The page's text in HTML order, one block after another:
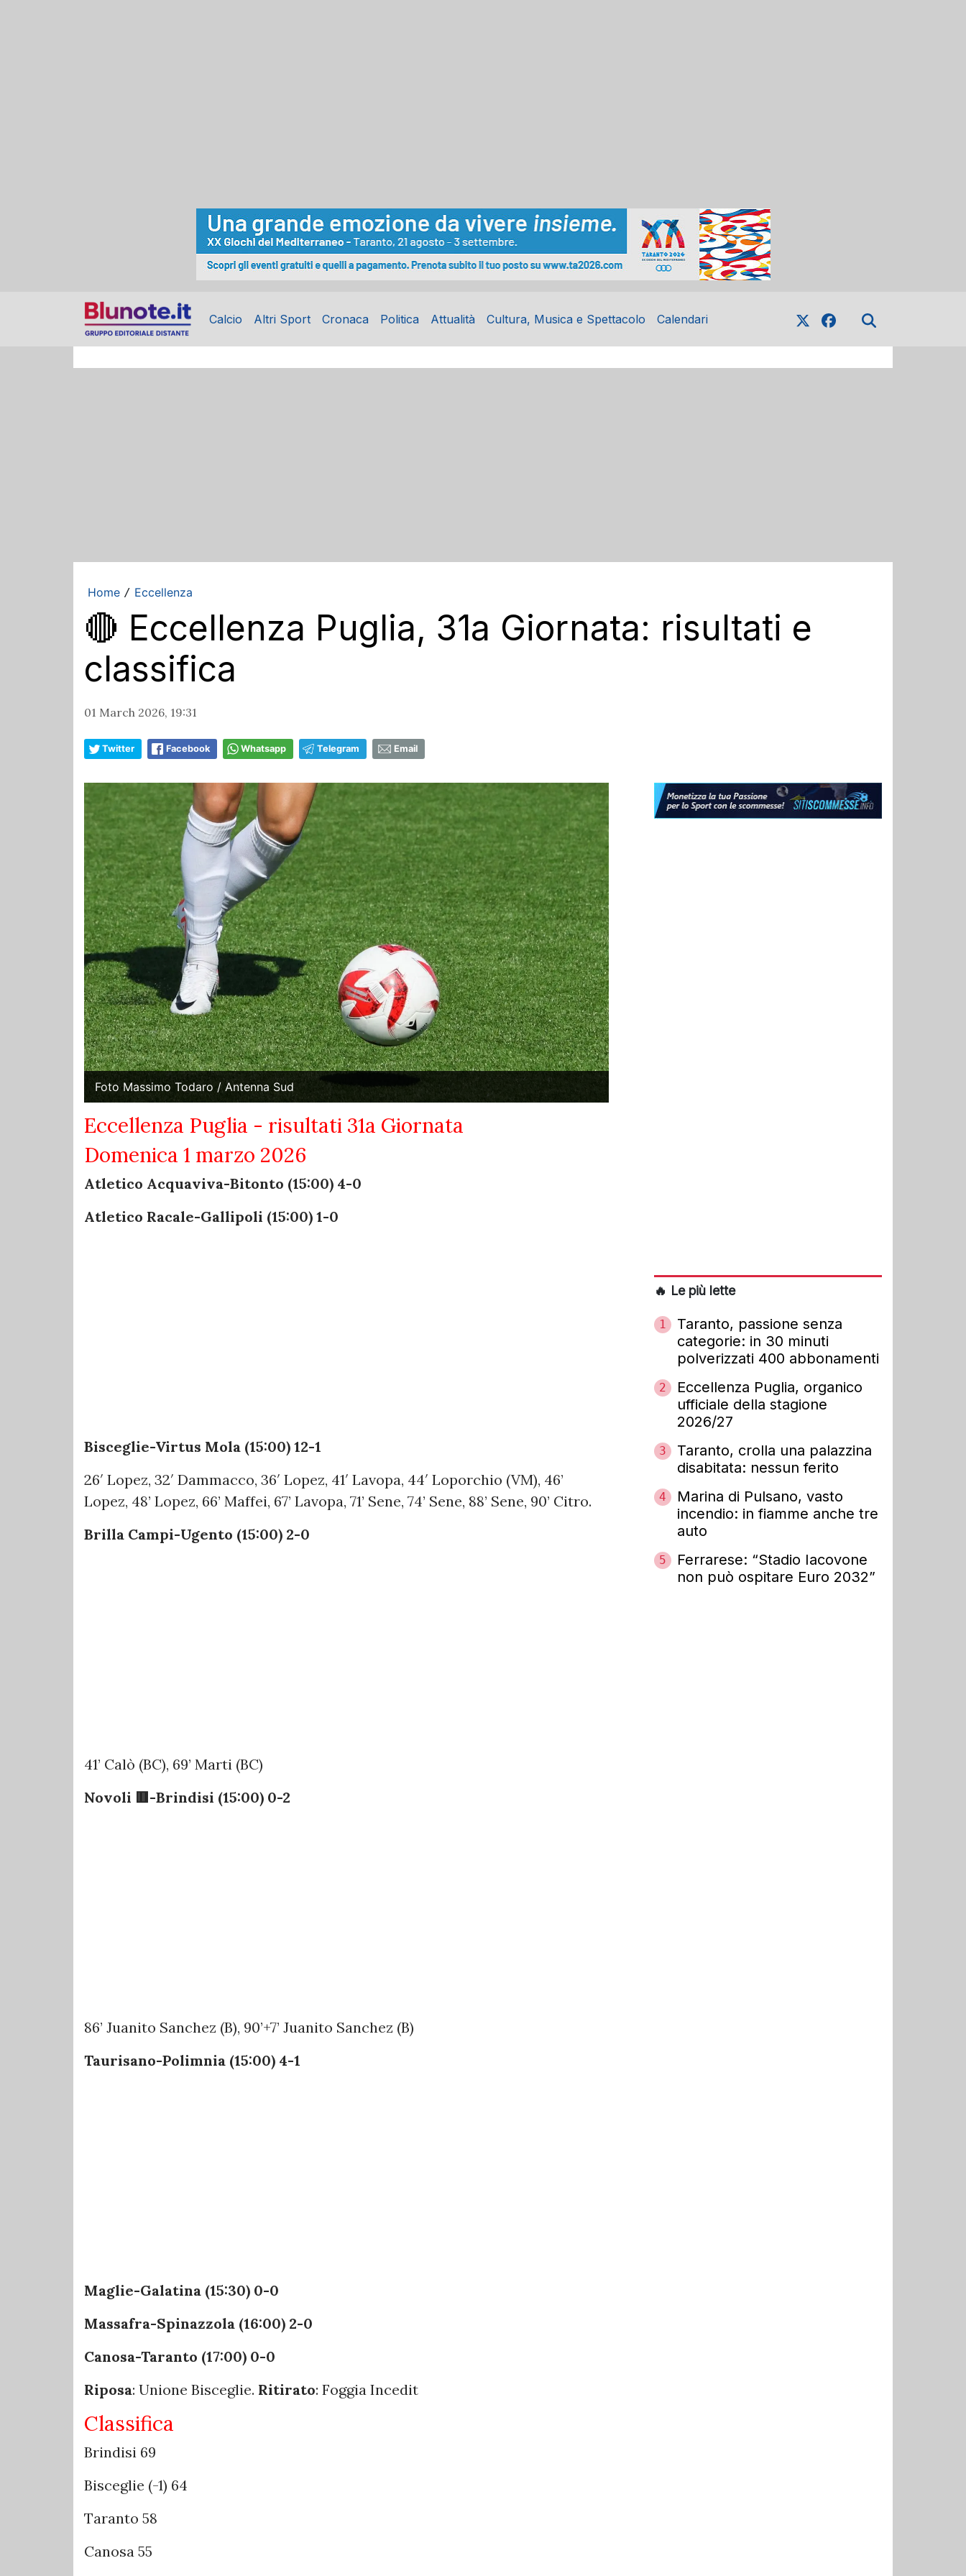
Calcio Altri Sport Cronaca Politica Attualità Cultura, Musica e Spettacolo Calendari
Home / Eccellenza
🔴 Eccellenza Puglia, 31a Giornata: risultati e
classifica
01 March 2026, 19:31
Twitter Facebook Whatsapp Telegram Email
Foto Massimo Todaro / Antenna Sud
Eccellenza Puglia - risultati 31a Giornata
Domenica 1 marzo 2026
Atletico Acquaviva-Bitonto (15:00) 4-0
Atletico Racale-Gallipoli (15:00) 1-0
Bisceglie-Virtus Mola (15:00) 12-1
26′ Lopez, 32′ Dammacco, 36′ Lopez, 41′ Lavopa, 44′ Loporchio (VM), 46’
Lopez, 48’ Lopez, 66’ Maffei, 67’ Lavopa, 71’ Sene, 74’ Sene, 88’ Sene, 90’ Citro.
Brilla Campi-Ugento (15:00) 2-0
41’ Calò (BC), 69’ Marti (BC)
Novoli 🟥-Brindisi (15:00) 0-2
86’ Juanito Sanchez (B), 90’+7’ Juanito Sanchez (B)
Taurisano-Polimnia (15:00) 4-1
Maglie-Galatina (15:30) 0-0
Massafra-Spinazzola (16:00) 2-0
Canosa-Taranto (17:00) 0-0
Riposa: Unione Bisceglie. Ritirato: Foggia Incedit
Classifica
Brindisi 69
Bisceglie (-1) 64
Taranto 58
Canosa 55
🔥 Le più lette
1
Taranto, passione senza
categorie: in 30 minuti
polverizzati 400 abbonamenti
2
Eccellenza Puglia, organico
ufficiale della stagione
2026/27
3
Taranto, crolla una palazzina
disabitata: nessun ferito
4
Marina di Pulsano, vasto
incendio: in fiamme anche tre
auto
5
Ferrarese: “Stadio Iacovone
non può ospitare Euro 2032”